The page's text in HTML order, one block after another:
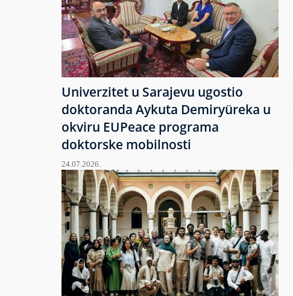
Univerzitet u Sarajevu ugostio
doktoranda Aykuta Demiryüreka u
okviru EUPeace programa
doktorske mobilnosti
24.07.2026.